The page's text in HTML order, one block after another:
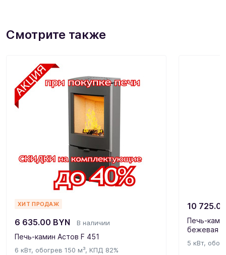
Смотрите также
ХИТ ПРОДАЖ
6 635.00 BYN В наличии
Печь-камин Астов F 451
6 кВт, обогрев 150 м³, КПД 82%
10
Печь-
бежевая
5 кВт,